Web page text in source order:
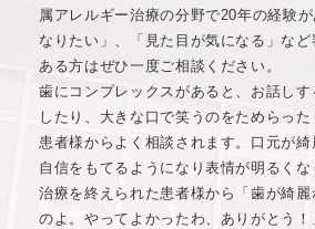
属アレルギー治療の分野で20年の経験
なりたい」、「見た目が気になる」な
ある方はぜひ一度ご相談ください。
歯にコンプレックスがあると、お話し
したり、大きな口で笑うのをためらっ
患者様からよく相談されます。口元が
自信をもてるようになり表情が明るく
治療を終えられた患者様から「歯が綺
のよ。やってよかったわ、ありがとう！